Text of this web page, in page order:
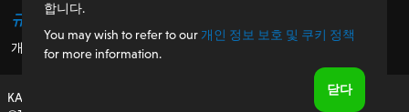
규제
개인 정보 보호 및 쿠키 정책
KASEMAKE, 영국에서 설계 및 개발
합니다.
You may wish to refer to our 개인 정보 보호 및 쿠키 정책
for more information.
닫다